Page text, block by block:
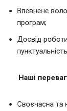
Впевнене
програм;
Досвід роботи
Наші
Своєчасна та